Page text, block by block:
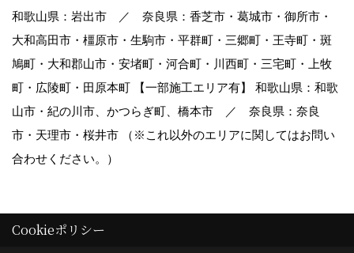
和歌山県：岩出市 ／ 奈良県：香芝市・葛城市・御所市・
大和高田市・橿原市・生駒市・平群町・三郷町・王寺町・斑
鳩町・大和郡山市・安堵町・河合町・川西町・三宅町・上牧
町・広陵町・田原本町 【一部施工エリア有】 和歌山県：和歌
山市・紀の川市、かつらぎ町、橋本市 ／ 奈良県：奈良
市・天理市・桜井市 （※これ以外のエリアに関してはお問い
合わせください。）
Cookieポリシー